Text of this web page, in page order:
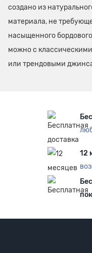
создано из
материала, не
насыщенного
можно с
или трендовыми
12